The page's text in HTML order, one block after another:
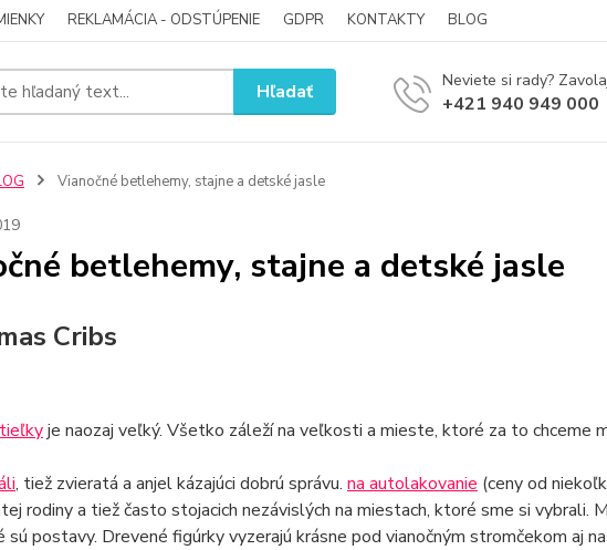
REKLAMÁCIA - ODSTÚPENIE GDPR KONTAKTY BLOG
Hľadať Neviete si rady?
+421 940 949 000
Vianočné betlehemy, stajne a detské jasle
betlehemy, stajne a detské jasle
Cribs
je naozaj veľký. Všetko záleží na veľkosti a mieste, ktoré za to chceme
, tiež zvieratá a anjel kázajúci dobrú správu. na autolakovanie (ceny od
rodiny a tiež často stojacich nezávislých na miestach, ktoré sme si vybrali.
sú postavy. Drevené figúrky vyzerajú krásne pod vianočným stromčekom aj